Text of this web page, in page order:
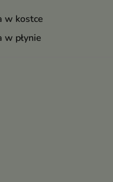
w kostce
w płynie